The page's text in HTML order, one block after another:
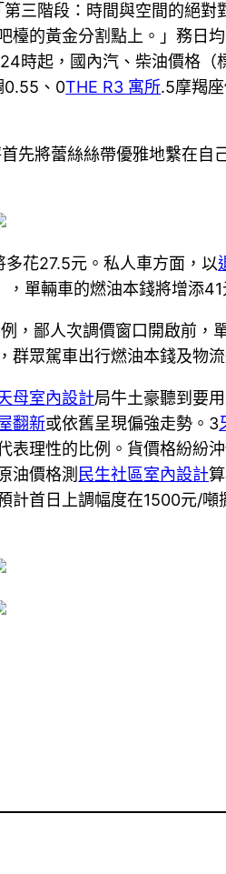
三階段：時間與空間的絕對
檯的黃金分割點上。」務日
時起，國內汽、柴油價格（
0.55、0THE R3 寓所.5摩羯
先將蕾絲絲帶優雅地繫在自
花27.5元。私人車方面，以
單輛車的燃油本錢將增添41
，鄙人次調價窗口開啟前，
眾駕車出行燃油本錢及物
母室內設計局牛土豪聽到要
翻新或依舊呈現偏強走勢。3
理性的比例。貨價格紛紛
油價格測 民生社區室內設計
首日上調幅度在1500元/